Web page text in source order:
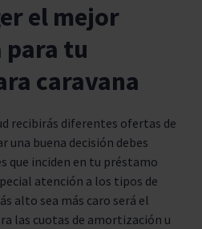
el mejor
tu
caravana
recibirás diferentes ofertas de
una buena decisión debes
que inciden en tu préstamo
atención a los tipos de
alto sea más caro será el
las cuotas de amortización u